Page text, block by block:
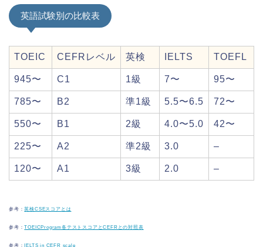
英語試験別の比較表
TOEIC CEFRレベル 英検 IELTS TOEFL
945〜 C1 1級 7〜 95〜
785〜 B2 準1級 5.5〜6.5 72〜
550〜 B1 2級 4.0〜5.0 42〜
225〜 A2 準2級 3.0 –
120〜 A1 3級 2.0 –
参考：英検CSEスコアとは
参考：TOEICProgram各テストスコアとCEFRとの対照表
参考：IELTS in CEFR scale